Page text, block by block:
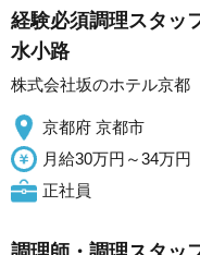
経験必須調理スタッ
水小路
株式会社坂のホテル京都
京都府 京都市
月給30万円～34万円
正社員